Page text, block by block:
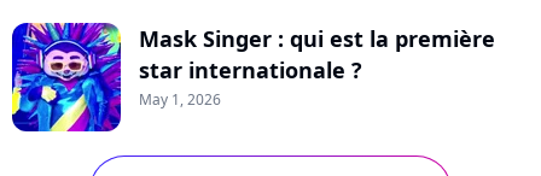
Mask Singer : qui est la première
star internationale ?
May 1, 2026